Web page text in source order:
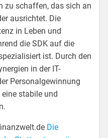
zu schaffen, das sich an
ausrichtet. Die
in Leben und
die SDK auf die
ist. Durch den
in der IT-
Personalgewinnung
stabile und
Die